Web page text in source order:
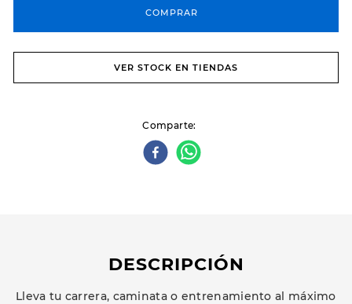
COMPRAR
VER STOCK EN TIENDAS
Comparte
DESCRIPCIÓN
Lleva tu carrera, caminata o entrenamiento al máximo